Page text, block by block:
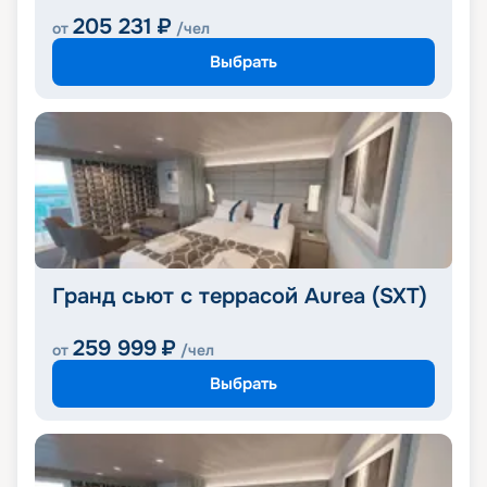
от 205 231 ₽ /чел
Выбрать
Гранд сьют с террасой Aurea (SXT)
от 259 999 ₽ /чел
Выбрать